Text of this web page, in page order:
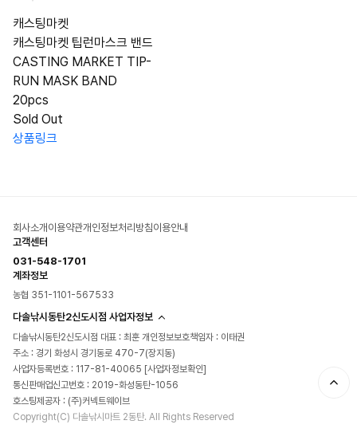
캐스팅마켓
캐스팅마켓 팁런마스크 밴드
CASTING MARKET TIP-
RUN MASK BAND
20pcs
Sold Out
상품링크
회사소개 이용약관개인정보처리방침이용안내
다솔낚시동탄2신도시점 사업자정보
다솔낚시동탄2신도시점 대표 : 최훈 개인정보보호책임자 : 이태권
주소 : 경기 화성시 경기동로 470-7(장지동)
사업자등록번호 : 117-81-40065 [사업자정보확인]
통신판매업신고번호 : 2019-화성동탄-1056
호스팅제공자 : (주)커넥트웨이브
Copyright(C) 다솔낚시마트 2동탄. All Rights Reserved
고객센터
031-548-1701
계좌정보
농협 351-1101-567533